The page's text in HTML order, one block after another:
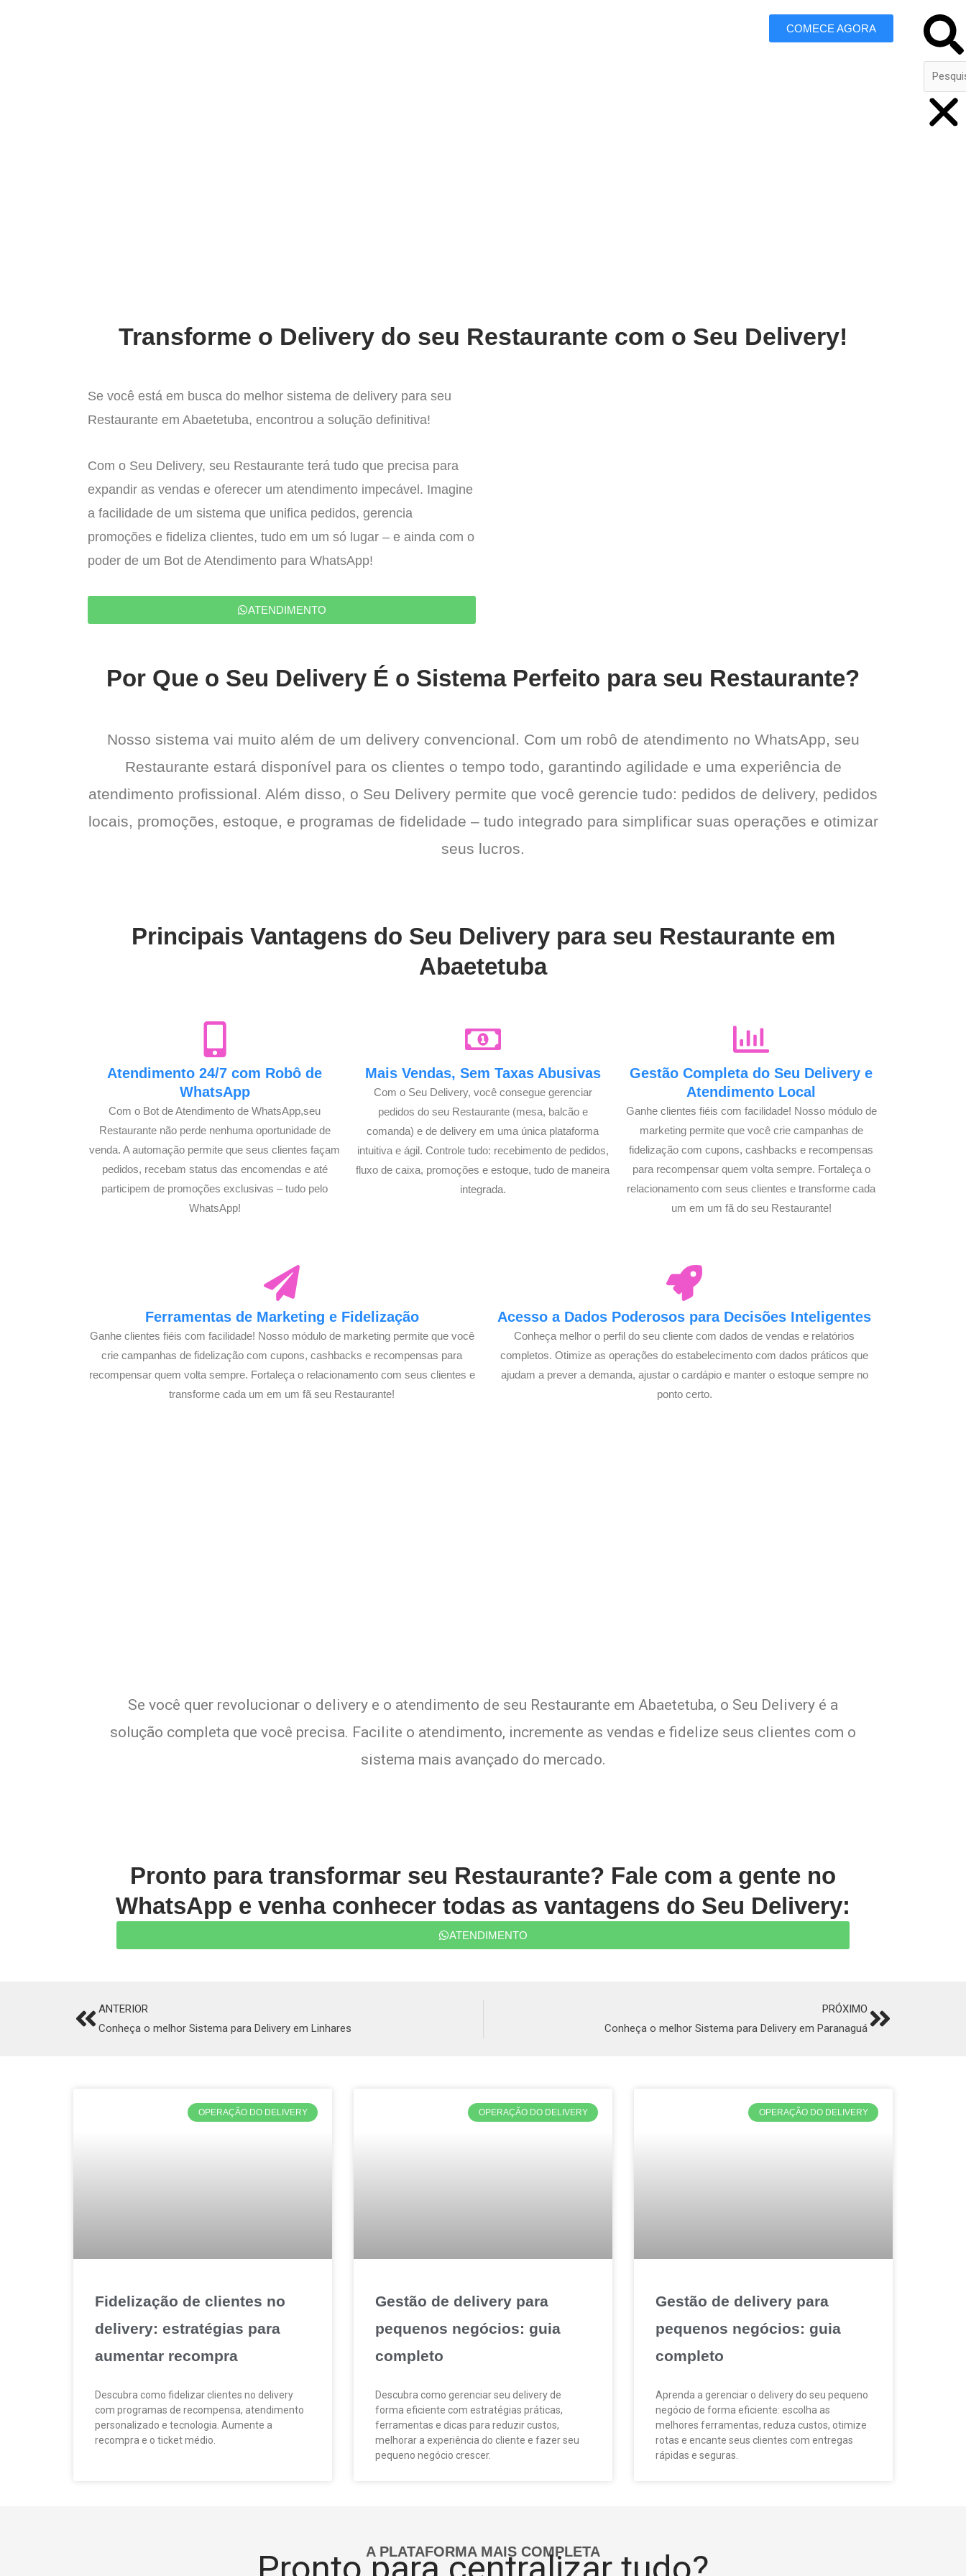
COMECE AGORA Search
Transforme o Delivery do seu Restaurante com o Seu Delivery!
Se você está em busca do melhor sistema de delivery para seu
Restaurante em Abaetetuba, encontrou a solução definitiva!
Com o Seu Delivery, seu Restaurante terá tudo que precisa para
expandir as vendas e oferecer um atendimento impecável. Imagine
a facilidade de um sistema que unifica pedidos, gerencia
promoções e fideliza clientes, tudo em um só lugar – e ainda com o
poder de um Bot de Atendimento para WhatsApp!
ATENDIMENTO
Por Que o Seu Delivery É o Sistema Perfeito para seu Restaurante?
Nosso sistema vai muito além de um delivery convencional. Com um robô de atendimento no WhatsApp, seu
Restaurante estará disponível para os clientes o tempo todo, garantindo agilidade e uma experiência de
atendimento profissional. Além disso, o Seu Delivery permite que você gerencie tudo: pedidos de delivery, pedidos
locais, promoções, estoque, e programas de fidelidade – tudo integrado para simplificar suas operações e otimizar
seus lucros.
Principais Vantagens do Seu Delivery para seu Restaurante em
Abaetetuba
Atendimento 24/7 com Robô de
WhatsApp
Com o Bot de Atendimento de WhatsApp,seu
Restaurante não perde nenhuma oportunidade de
venda. A automação permite que seus clientes façam
pedidos, recebam status das encomendas e até
participem de promoções exclusivas – tudo pelo
WhatsApp!
Mais Vendas, Sem Taxas Abusivas
Com o Seu Delivery, você consegue gerenciar
pedidos do seu Restaurante (mesa, balcão e
comanda) e de delivery em uma única plataforma
intuitiva e ágil. Controle tudo: recebimento de pedidos,
fluxo de caixa, promoções e estoque, tudo de maneira
integrada.
Gestão Completa do Seu Delivery e
Atendimento Local
Ganhe clientes fiéis com facilidade! Nosso módulo de
marketing permite que você crie campanhas de
fidelização com cupons, cashbacks e recompensas
para recompensar quem volta sempre. Fortaleça o
relacionamento com seus clientes e transforme cada
um em um fã do seu Restaurante!
Ferramentas de Marketing e Fidelização
Ganhe clientes fiéis com facilidade! Nosso módulo de marketing permite que você
crie campanhas de fidelização com cupons, cashbacks e recompensas para
recompensar quem volta sempre. Fortaleça o relacionamento com seus clientes e
transforme cada um em um fã seu Restaurante!
Acesso a Dados Poderosos para Decisões Inteligentes
Conheça melhor o perfil do seu cliente com dados de vendas e relatórios
completos. Otimize as operações do estabelecimento com dados práticos que
ajudam a prever a demanda, ajustar o cardápio e manter o estoque sempre no
ponto certo.
Se você quer revolucionar o delivery e o atendimento de seu Restaurante em Abaetetuba, o Seu Delivery é a
solução completa que você precisa. Facilite o atendimento, incremente as vendas e fidelize seus clientes com o
sistema mais avançado do mercado.
Pronto para transformar seu Restaurante? Fale com a gente no
WhatsApp e venha conhecer todas as vantagens do Seu Delivery:
ATENDIMENTO
PrevANTERIOR
Conheça o melhor Sistema para Delivery em Linhares
PRÓXIMO
Conheça o melhor Sistema para Delivery em Paranaguá Next
OPERAÇÃO DO DELIVERY
Fidelização de clientes no
delivery: estratégias para
aumentar recompra
Descubra como fidelizar clientes no delivery
com programas de recompensa, atendimento
personalizado e tecnologia. Aumente a
recompra e o ticket médio.
OPERAÇÃO DO DELIVERY
Gestão de delivery para
pequenos negócios: guia
completo
Descubra como gerenciar seu delivery de
forma eficiente com estratégias práticas,
ferramentas e dicas para reduzir custos,
melhorar a experiência do cliente e fazer seu
pequeno negócio crescer.
OPERAÇÃO DO DELIVERY
Gestão de delivery para
pequenos negócios: guia
completo
Aprenda a gerenciar o delivery do seu pequeno
negócio de forma eficiente: escolha as
melhores ferramentas, reduza custos, otimize
rotas e encante seus clientes com entregas
rápidas e seguras.
A PLATAFORMA MAIS COMPLETA